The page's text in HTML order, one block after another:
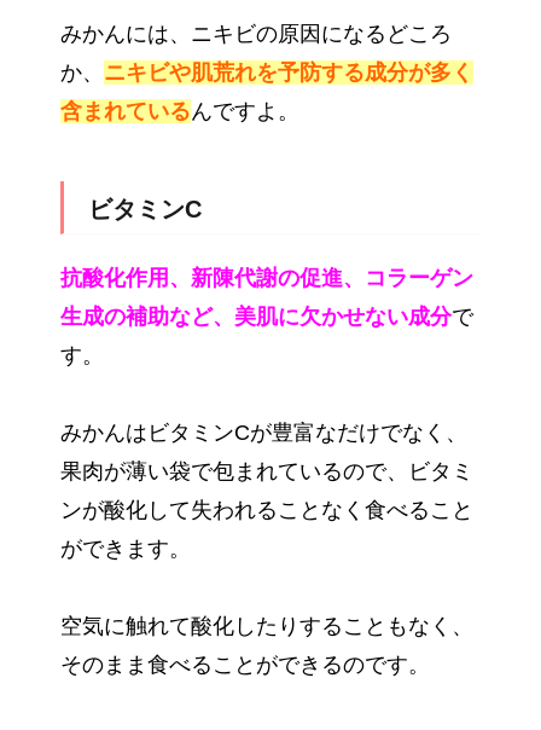
みかんには、ニキビの原因になるどころ
か、 ニキビや肌荒れを予防する成分が多く
含まれているんですよ。
ビタミンC
抗酸化作用、新陳代謝の促進、コラーゲン
生成の補助など、美肌に欠かせない成分で
す。
みかんはビタミンCが豊富なだけでなく、
果肉が薄い袋で包まれているので、ビタミ
ンが酸化して失われることなく食べること
ができます。
空気に触れて酸化したりすることもなく、
そのまま食べることができるのです。